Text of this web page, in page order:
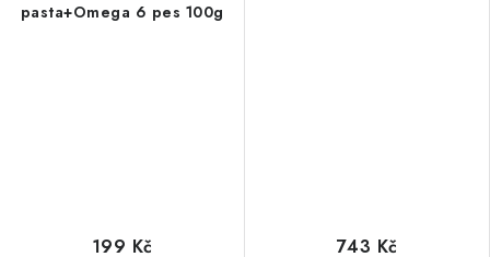
pasta+Omega 6 pes 100g
199 Kč 743 Kč